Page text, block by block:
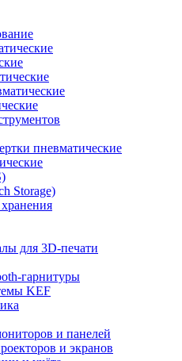
пневматические
Storage)
для 3D-печати
гарнитуры
KEF
и панелей
и экранов